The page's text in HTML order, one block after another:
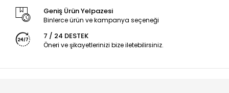
Geniş Ürün Yelpazesi
Binlerce ürün ve kampanya seçeneği
7 / 24 DESTEK
Öneri ve şikayetlerinizi bize iletebilirsiniz.